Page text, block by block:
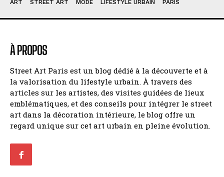
ART STREET ART MODE LIFESTYLE URBAIN PARIS
À PROPOS
Street Art Paris est un blog dédié à la découverte et à
la valorisation du lifestyle urbain. À travers des
articles sur les artistes, des visites guidées de lieux
emblématiques, et des conseils pour intégrer le street
art dans la décoration intérieure, le blog offre un
regard unique sur cet art urbain en pleine évolution.